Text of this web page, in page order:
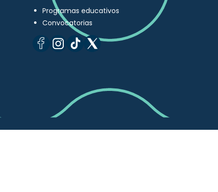
Programas educativos
Convocatorias